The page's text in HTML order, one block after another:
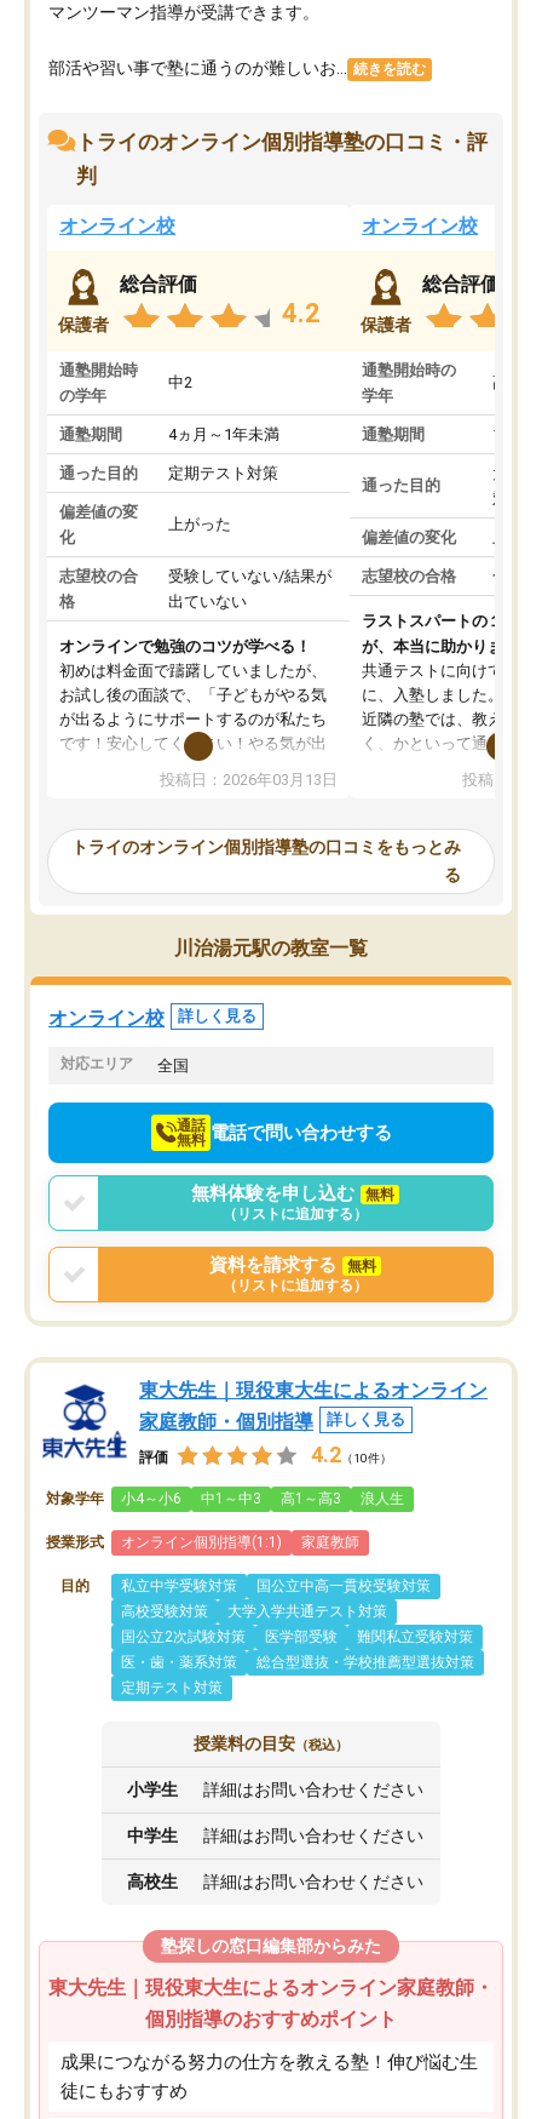
マンツーマン指導が受講できます。
部活や習い事で塾に通うのが難しいお... 続きを読む
トライのオンライン個別指導塾の口コミ・評
判
オンライン校
保護者
総合評価
4.2
通塾開始時
の学年
中2
通塾期間 4ヵ月～1年未満
通った目的 定期テスト対策
偏差値の変
化
上がった
志望校の合
格
受験していない/結果が
出ていない
オンラインで勉強のコツが学べる！
初めは料金面で躊躇していましたが、
お試し後の面談で、「子どもがやる気
が出るようにサポートするのが私たち
です！安心してください！やる気が出
ないのは私たち講師の責任です」と言
ってくださり、確かに！と考えて、思
ったんですが、学生の先生から学ぶこ
み、徐々に成績が上がったらいいなと
思っていました。何が今足りないのか
を的確に指導いただき、子どももびっ
くりするほど楽しんでやる気を持って
塾を受けています。狙い通り、少しず
つ成績も上がり、苦手意識も無くなっ
てきたので、さらに苦手な数学も追加
でお願いしました。来年の高校受験に
投稿日：2026年03月13日
オンライン校
保護者
総合評価
通塾開始時の
学年
高3
通塾期間 1～3
通った目的
大学
対策
偏差値の変化
志望校の合格 合格
ラストスパートの１か月
が、本当に助かりました
共通テストに向けての追
に、入塾しました。田舎
近隣の塾では、教えても
く、かといって通うには
可能なので本当に助か
らないところをピンポイ
頂いて、とてもわかり
していました。一生を
スト、多少お金がかかっ
思い切って入塾してよか
投稿日：
トライのオンライン個別指導塾の口コミをもっとみ
る
川治湯元駅の教室一覧
オンライン校 詳しく見る
対応エリア 全国
通話
無料 電話で問い合わせする
無料体験を申し込む
無料
（リストに追加する）
資料を請求する
無料
（リストに追加する）
東大先生｜現役東大生によるオンライン
家庭教師・個別指導
詳しく見る
評価 4.2 （10件）
対象学年 小4～小6 中1～中3 高1～高3 浪人生
授業形式 オンライン個別指導(1:1) 家庭教師
目的 私立中学受験対策
国公立中高一貫校受験対策
高校受験対策
大学入学共通テスト対策
国公立2次試験対策
医学部受験
難関私立受験対策
医・歯・薬系対策
総合型選抜・学校推薦型選抜対策
定期テスト対策
授業料の目安 （税込）
小学生 詳細はお問い合わせください
中学生 詳細はお問い合わせください
高校生 詳細はお問い合わせください
塾探しの窓口編集部からみた
東大先生｜現役東大生によるオンライン家庭教師・
個別指導のおすすめポイント
成果につながる努力の仕方を教える塾！伸び悩む生
徒にもおすすめ